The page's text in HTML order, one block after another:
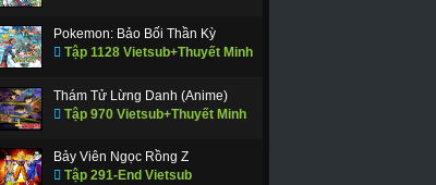
Pokemon: Bảo Bối Thần Kỳ
Tập 1128 Vietsub+Thuyết Minh
Thám Tử Lừng Danh (Anime)
Tập 970 Vietsub+Thuyết Minh
Bảy Viên Ngọc Rồng Z
Tập 291-End Vietsub